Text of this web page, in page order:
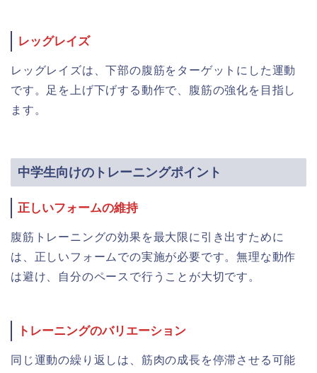
レッグレイズ
レッグレイズは、下部の腹筋をターゲットにした運動
です。足を上げ下げする動作で、腹筋の強化を目指し
ます。
中学生向けのトレーニングポイント
正しいフォームの維持
腹筋トレーニングの効果を最大限に引き出すために
は、正しいフォームでの実施が必要です。無理な動作
は避け、自分のペースで行うことが大切です。
トレーニングのバリエーション
同じ運動の繰り返しは、筋肉の成長を停滞させる可能